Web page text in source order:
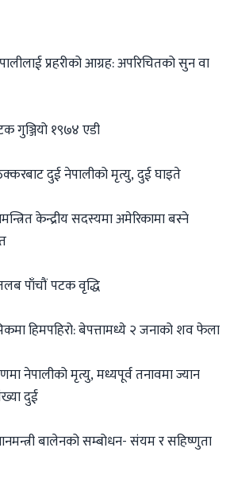
प्रहरीको आग्रह: अपरिचितको सुन वा
गुञ्जियो १९७४ एडी
दुई नेपालीको मृत्यु, दुई घाइते
केन्द्रीय सदस्यमा अमेरिकामा बस्ने
पाँचौं पटक वृद्धि
हिमपहिरो: बेपत्तामध्ये २ जनाको शव फेला
नेपालीको मृत्यु, मध्यपूर्व तनावमा ज्यान
दुई
बालेनको सम्बोधन- संयम र सहिष्णुता